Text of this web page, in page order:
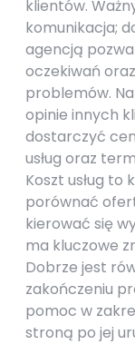
klientów.
komunikacja;
agencją
oczekiwań
problemów.
opinie innych
dostarczyć
usług oraz
Koszt usług
porównać
kierować się
ma kluczowe
Dobrze jest
zakończeniu
pomoc w
stroną po jej